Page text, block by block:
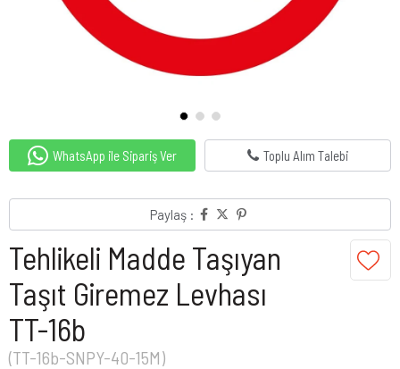
WhatsApp ile Sipariş Ver Toplu Alım Talebi
Paylaş :
Tehlikeli Madde Taşıyan
Taşıt Giremez Levhası
TT-16b
(TT-16b-SNPY-40-15M)